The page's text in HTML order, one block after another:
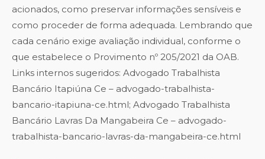
acionados, como preservar informações sensíveis e
como proceder de forma adequada. Lembrando que
cada cenário exige avaliação individual, conforme o
que estabelece o Provimento nº 205/2021 da OAB.
Links internos sugeridos: Advogado Trabalhista
Bancário Itapiúna Ce – advogado-trabalhista-
bancario-itapiuna-ce.html; Advogado Trabalhista
Bancário Lavras Da Mangabeira Ce – advogado-
trabalhista-bancario-lavras-da-mangabeira-ce.html